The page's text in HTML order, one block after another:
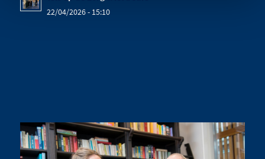
22/04/2026 - 15:10